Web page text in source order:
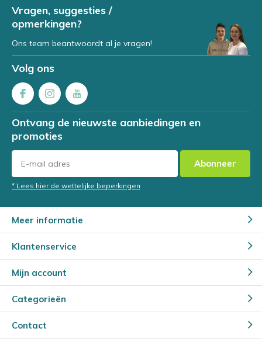
Vragen, suggesties /
opmerkingen?
Ons team beantwoordt al je vragen!
Volg ons
Ontvang de nieuwste aanbiedingen en
promoties
Abonneer
* Lees hier de wettelijke beperkingen
Meer informatie
Klantenservice
Mijn account
Categorieën
Contact